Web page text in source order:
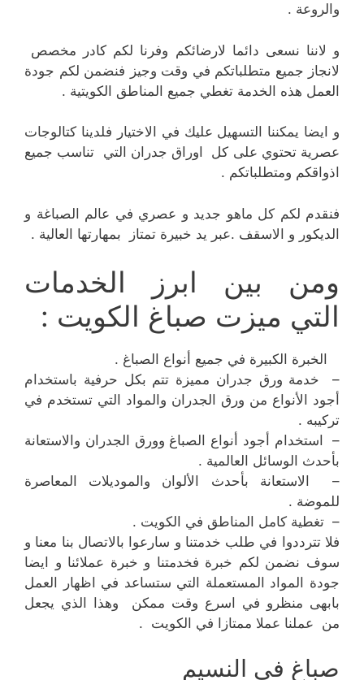
والروعة .
و لاننا نسعى دائما لارضائكم وفرنا لكم كادر مخصص
لانجاز جميع متطلباتكم في وقت وجيز فنضمن لكم جودة
العمل هذه الخدمة تغطي جميع المناطق الكويتية .
و ايضا يمكننا التسهيل عليك في الاختيار فلدينا كتالوجات
عصرية تحتوي على كل اوراق جدران التي تناسب جميع
اذواقكم ومتطلباتكم .
فنقدم لكم كل ماهو جديد و عصري في عالم الصباغة و
الديكور و الاسقف .عبر يد خبيرة تمتاز بمهارتها العالية .
ومن بين ابرز الخدمات
التي ميزت صباغ الكويت :
الخبرة الكبيرة في جميع أنواع الصباغ .
– خدمة ورق جدران مميزة تتم بكل حرفية باستخدام
أجود الأنواع من ورق الجدران والمواد التي تستخدم في
تركيبه .
– استخدام أجود أنواع الصباغ وورق الجدران والاستعانة
بأحدث الوسائل العالمية .
– الاستعانة بأحدث الألوان والموديلات المعاصرة
للموضة .
– تغطية كامل المناطق في الكويت .
فلا تترددوا في طلب خدمتنا و سارعوا بالاتصال بنا معنا و
سوف نضمن لكم خبرة فخدمتنا و خبرة عملائنا و ايضا
جودة المواد المستعملة التي ستساعد في اظهار العمل
بابهى منظرو في اسرع وقت ممكن وهذا الذي يجعل
من عملنا عملا ممتازا في الكويت .
صباغ في النسيم